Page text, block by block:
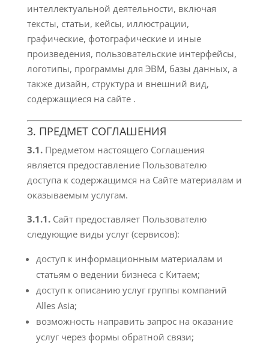
интеллектуальной деятельности, включая
тексты, статьи, кейсы, иллюстрации,
графические, фотографические и иные
произведения, пользовательские интерфейсы,
логотипы, программы для ЭВМ, базы данных, а
также дизайн, структура и внешний вид,
содержащиеся на сайте .
3. ПРЕДМЕТ СОГЛАШЕНИЯ
3.1. Предметом настоящего Соглашения
является предоставление Пользователю
доступа к содержащимся на Сайте материалам и
оказываемым услугам.
3.1.1. Сайт предоставляет Пользователю
следующие виды услуг (сервисов):
доступ к информационным материалам и
статьям о ведении бизнеса с Китаем;
доступ к описанию услуг группы компаний
Alles Asia;
возможность направить запрос на оказание
услуг через формы обратной связи;